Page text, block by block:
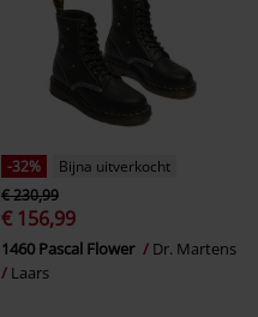
-32%
Bijna uitverkocht
€ 230,99
€ 156,99
1460 Pascal Flower
Dr. Martens
Laars